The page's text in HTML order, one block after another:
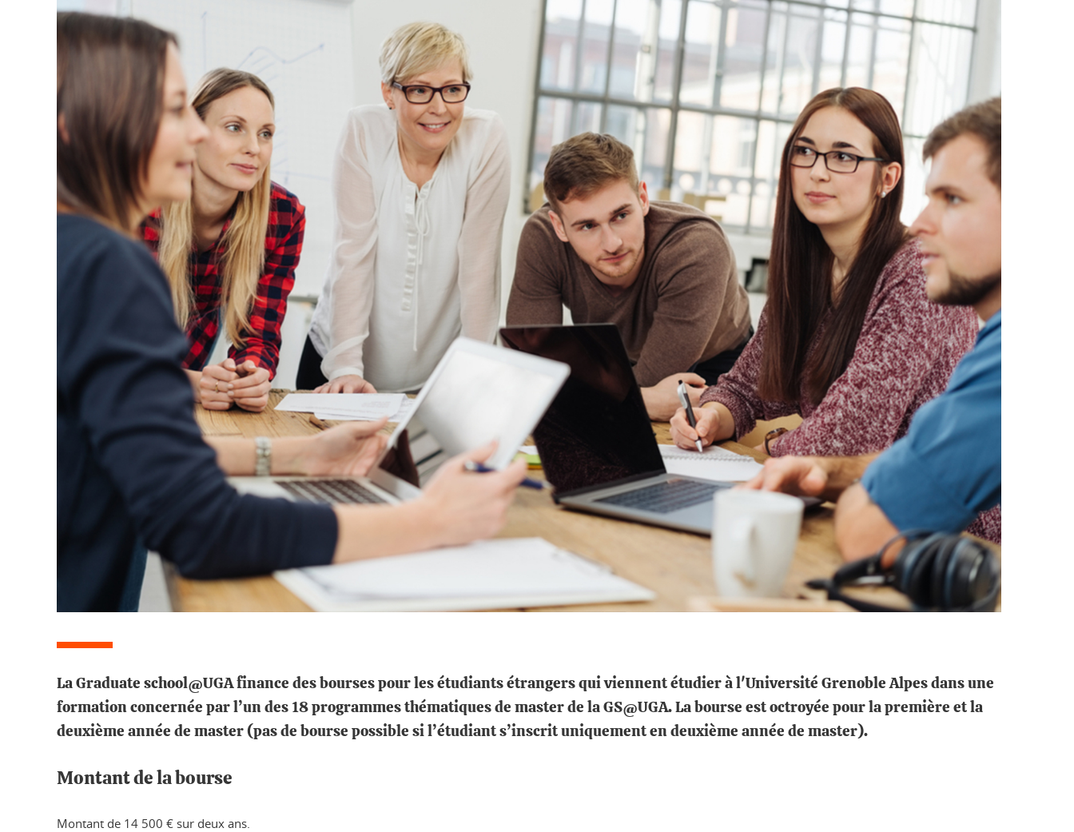
La Graduate school@UGA finance des bourses pour les étudiants étrangers qui viennent étudier à l'Université Grenoble Alpes dans une
formation concernée par l’un des 18 programmes thématiques de master de la GS@UGA. La bourse est octroyée pour la première et la
deuxième année de master (pas de bourse possible si l’étudiant s’inscrit uniquement en deuxième année de master).
Montant de la bourse
Montant de 14 500 € sur deux ans.